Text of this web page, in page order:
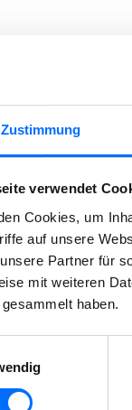
Zustimmung
verwendet
Cookies, um
auf unsere
Partner für
mit weiteren
haben.
und rund um
Wasser-
unser Fokus
die